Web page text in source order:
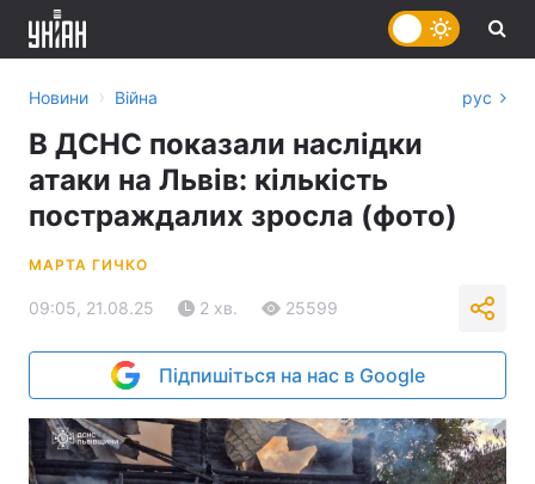
Новини › Війна рус
В ДСНС показали наслідки
атаки на Львів: кількість
постраждалих зросла (фото)
МАРТА ГИЧКО
09:05, 21.08.25 2 хв. 25599
Підпишіться на нас в Google